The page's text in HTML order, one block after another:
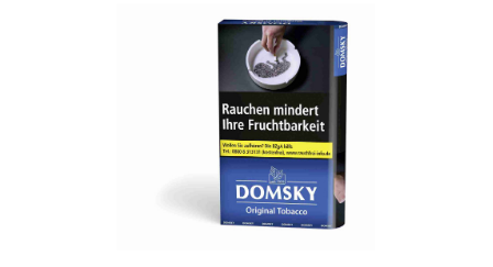
Bildergalerie überspringen